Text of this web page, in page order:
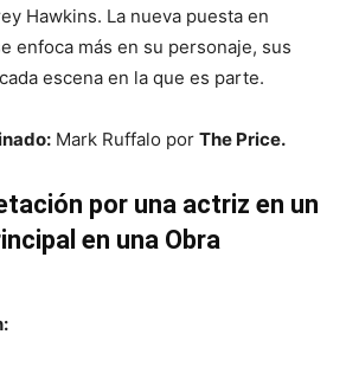
Hawkins. La nueva puesta en
enfoca más en su personaje, sus
escena en la que es parte.
Mark Ruffalo por The Price.
por una actriz en un
en una Obra